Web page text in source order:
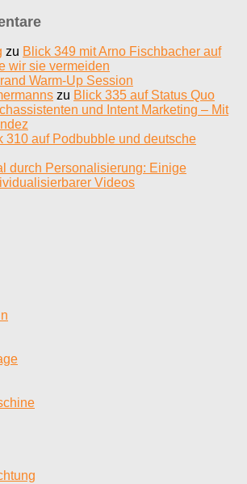
zu Blick 349 mit Arno Fischbacher auf
wir sie vermeiden
Warm-Up Session
zu Blick 335 auf Status Quo
und Intent Marketing – Mit
310 auf Podbubble und deutsche
durch Personalisierung: Einige
Videos